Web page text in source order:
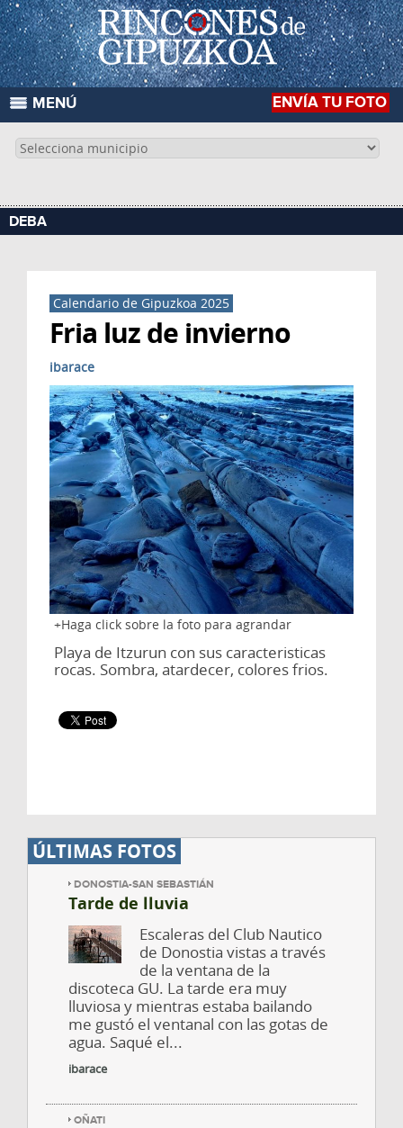
ENVÍA TU FOTO
MENÚ
DEBA
Calendario de Gipuzkoa 2025
Fria luz de invierno
Haga click sobre la foto para agrandar
ibarace
Playa de Itzurun con sus caracteristicas
rocas. Sombra, atardecer, colores frios.
ÚLTIMAS FOTOS
DONOSTIA-SAN SEBASTIÁN
Tarde de lluvia
Escaleras del Club Nautico
de Donostia vistas a través
de la ventana de la
discoteca GU. La tarde era muy
lluviosa y mientras estaba bailando
me gustó el ventanal con las gotas de
agua. Saqué el...
ibarace
OÑATI